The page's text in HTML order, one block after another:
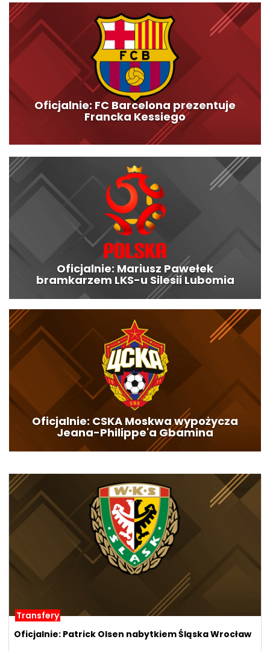
Oficjalnie: FC Barcelona prezentuje
Francka Kessiego
Oficjalnie: Mariusz Pawełek
bramkarzem LKS-u Silesii Lubomia
Oficjalnie: CSKA Moskwa wypożycza
Jeana-Philippe'a Gbamina
Transfery
Oficjalnie: Patrick Olsen nabytkiem Śląska Wrocław